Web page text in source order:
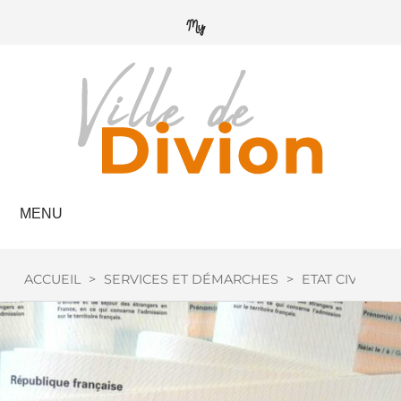
MENU
ACCUEIL > SERVICES ET DÉMARCHES > ETAT CIVIL